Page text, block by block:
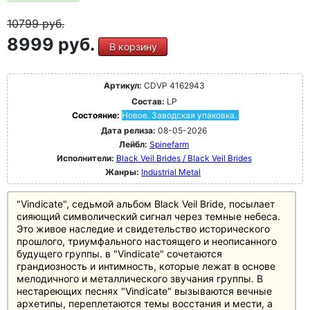
10799руб.
8999 руб. В корзину
Артикул: CDVP 4162943
Состав: LP
Состояние: Новое. Заводская упаковка.
Дата релиза: 08-05-2026
Лейбл: Spinefarm
Исполнители: Black Veil Brides / Black Veil Brides
Жанры: Industrial Metal
"Vindicate", седьмой альбом Black Veil Bride, посылает
сияющий символический сигнал через темные небеса.
Это живое наследие и свидетельство исторического
прошлого, триумфального настоящего и неописанного
будущего группы. в "Vindicate" сочетаются
грандиозность и интимность, которые лежат в основе
мелодичного и металлического звучания группы. В
нестареющих песнях "Vindicate" вызываются вечные
архетипы, переплетаются темы восстания и мести, а